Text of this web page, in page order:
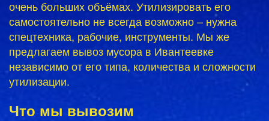
очень больших объёмах. Утилизировать его
самостоятельно не всегда возможно – нужна
спецтехника, рабочие, инструменты. Мы же
предлагаем вывоз мусора в Ивантеевке
независимо от его типа, количества и сложности
утилизации.
Что мы вывозим